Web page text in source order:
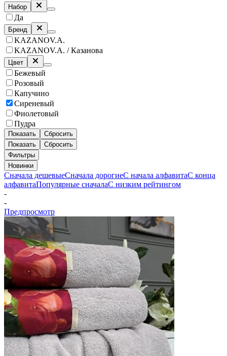
Набор
Да
Бренд
KAZANOV.A.
KAZANOV.A. / Казанова
Цвет
Бежевый
Розовый
Капучино
Сиреневый
Фиолетовый
Пудра
Показать
Сбросить
Показать
Сбросить
Фильтры
Новинки
Сначала дешевыеСначала дорогиеС начала алфавитаС конца
алфавитаПопулярные сначалаС низким рейтингом
-
-
Предпросмотр